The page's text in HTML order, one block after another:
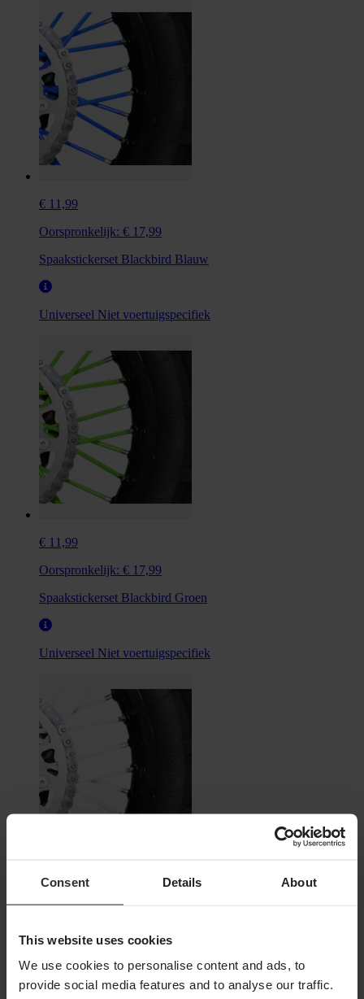
Consent Details About
This website uses cookies
We use cookies to personalise content and ads, to
provide social media features and to analyse our traffic.
€ 11,99
Oorspronkelijk: € 17,99
Spaakstickerset Blackbird Blauw
Universeel Niet voertuigspecifiek
€ 11,99
Oorspronkelijk: € 17,99
Spaakstickerset Blackbird Groen
Universeel Niet voertuigspecifiek
€ 13,99
Oorspronkelijk: € 17,99
Spaakstickerset Blackbird Wit
Universeel Niet voertuigspecifiek